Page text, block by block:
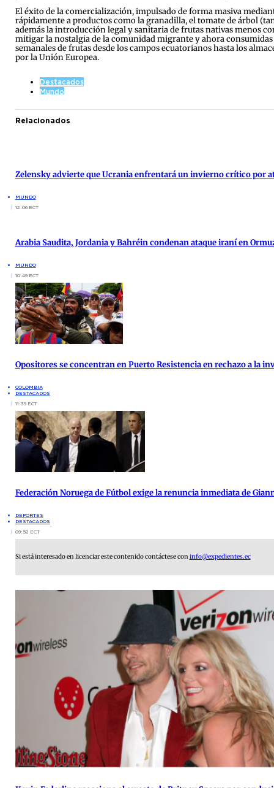
El éxito de la comercialización, impulsado de forma masiva
rápidamente a productos como la granadilla, el tomate de árbol
además la introducción legal y sanitaria de frutas nativas menos
mitigar la nostalgia de la comunidad migrante y ahora
semanales de frutas desde los campos ecuatorianos hasta los
por la Unión Europea.
Destacados
Mundo
Relacionados
Zelensky advierte que Ucrania enfrentará un invierno crítico por
MUNDO
12:06 ECT
Arabia Saudita, Jordania y Bahréin condenan ataque iraní en
MUNDO
10:49 ECT
Opositores se concentran en Puerto Resistencia en rechazo a la
COLOMBIA
DESTACADOS
11:39 ECT
Federación Noruega de Fútbol exige la renuncia inmediata de
DEPORTES
DESTACADOS
09:52 ECT
Si está interesado en licenciar este contenido contáctese coninfo@expedientes.ec